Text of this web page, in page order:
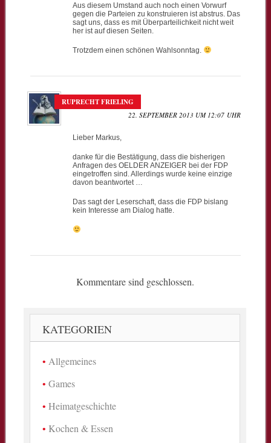
Aus diesem Umstand auch noch einen Vorwurf
gegen die Parteien zu konstruieren ist abstrus. Das
sagt uns, dass es mit Überparteilichkeit nicht weit
her ist auf diesen Seiten.
Trotzdem einen schönen Wahlsonntag.
RUPRECHT FRIELING
22. SEPTEMBER 2013 UM 12:07 UHR
Lieber Markus,
danke für die Bestätigung, dass die bisherigen
Anfragen des OELDER ANZEIGER bei der FDP
eingetroffen sind. Allerdings wurde keine einzige
davon beantwortet …
Das sagt der Leserschaft, dass die FDP bislang
kein Interesse am Dialog hatte.
Kommentare sind geschlossen.
KATEGORIEN
Allgemeines
Games
Heimatgeschichte
Kochen & Essen